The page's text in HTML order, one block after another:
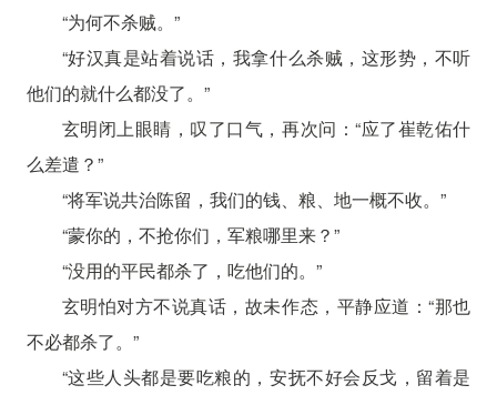
“为何不杀贼。”
“好汉真是站着说话，我拿什么杀贼，这形势，不听
他们的就什么都没了。”
玄明闭上眼睛，叹了口气，再次问：“应了崔乾佑什
么差遣？”
“将军说共治陈留，我们的钱、粮、地一概不收。”
“蒙你的，不抢你们，军粮哪里来？”
“没用的平民都杀了，吃他们的。”
玄明怕对方不说真话，故未作态，平静应道：“那也
不必都杀了。”
“这些人头都是要吃粮的，安抚不好会反戈，留着是